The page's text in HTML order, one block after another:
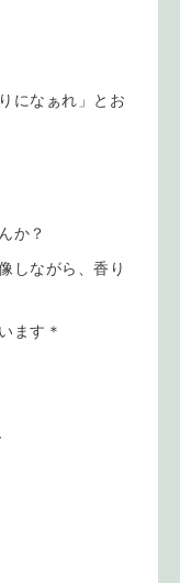
になぁれ」とお
か？
しながら、香り
ます＊